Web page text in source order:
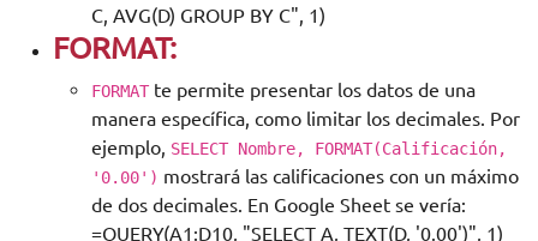
C, AVG(D) GROUP BY C", 1)
FORMAT:
FORMAT te permite presentar los datos de una
manera específica, como limitar los decimales. Por
ejemplo, SELECT Nombre, FORMAT(Calificación,
'0.00') mostrará las calificaciones con un máximo
de dos decimales. En Google Sheet se vería:
=QUERY(A1:D10, "SELECT A, TEXT(D, '0.00')", 1)